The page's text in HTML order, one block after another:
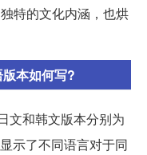
特的文化内涵，也烘
本如何写?
文和韩文版本分别为
示了不同语言对于同